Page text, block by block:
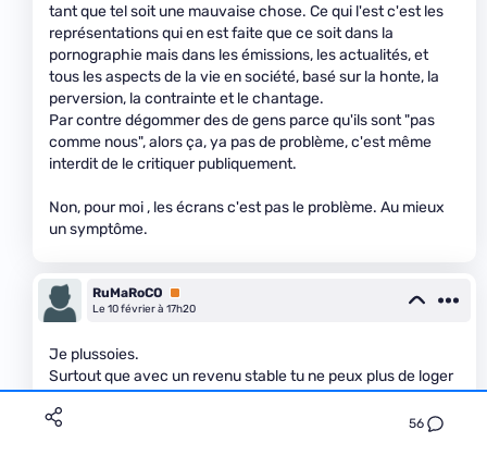
56
tant que tel soit une mauvaise chose. Ce qui l'est c'est les
représentations qui en est faite que ce soit dans la
pornographie mais dans les émissions, les actualités, et
tous les aspects de la vie en société, basé sur la honte, la
perversion, la contrainte et le chantage.
Par contre dégommer des de gens parce qu'ils sont "pas
comme nous", alors ça, ya pas de problème, c'est même
interdit de le critiquer publiquement.
Non, pour moi , les écrans c'est pas le problème. Au mieux
un symptôme.
RuMaRoCO
Premium
Le 10 février à 17h20
Je plussoies.
Surtout que avec un revenu stable tu ne peux plus de loger
donc question indépendance ....